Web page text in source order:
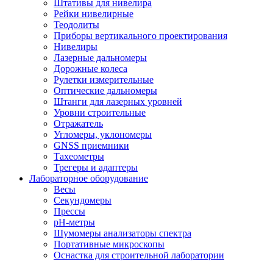
Штативы для нивелира
Рейки нивелирные
Теодолиты
Приборы вертикального проектирования
Нивелиры
Лазерные дальномеры
Дорожные колеса
Рулетки измерительные
Оптические дальномеры
Штанги для лазерных уровней
Уровни строительные
Отражатель
Угломеры, уклономеры
GNSS приемники
Тахеометры
Трегеры и адаптеры
Лабораторное оборудование
Весы
Секундомеры
Прессы
pH-метры
Шумомеры анализаторы спектра
Портативные микроскопы
Оснастка для строительной лаборатории